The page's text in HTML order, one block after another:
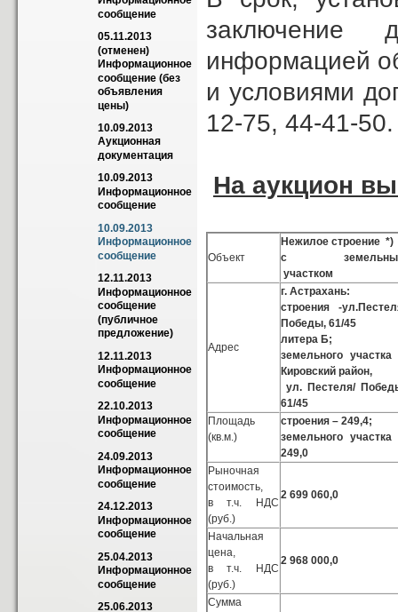
сообщение
05.11.2013
(отменен)
Информационное
сообщение (без
объявления
цены)
10.09.2013
Аукционная
документация
10.09.2013
Информационное
сообщение
10.09.2013
Информационное
сообщение
12.11.2013
Информационное
сообщение
(публичное
предложение)
12.11.2013
Информационное
сообщение
22.10.2013
Информационное
сообщение
24.09.2013
Информационное
сообщение
24.12.2013
Информационное
сообщение
25.04.2013
Информационное
сообщение
25.06.2013
заключение
информацией
и условиями
12-75, 44-41-50.
На аукцион
Объект
Нежилое строение *)
с
участком
Адрес
г. Астрахань:
строения -
Победы, 61/45
литера Б;
земельного участка
Кировский район,
ул. Пестеля/
61/45
Площадь
(кв.м.)
строения – 249,4;
земельного участка
249,0
Рыночная
стоимость,
в т.ч. НДС
(руб.)
2 699 060,0
Начальная
цена,
в т.ч. НДС
(руб.)
2 968 000,0
Сумма